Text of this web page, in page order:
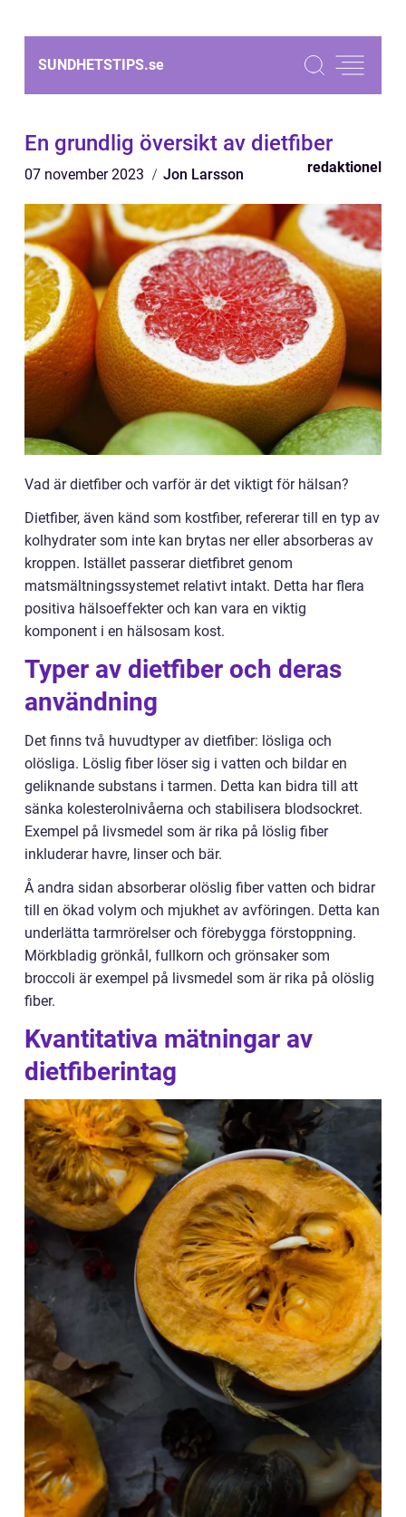
SUNDHETSTIPS.se
En grundlig översikt av dietfiber
07 november 2023 Jon Larsson redaktionel
Vad är dietfiber och varför är det viktigt för hälsan?
Dietfiber, även känd som kostfiber, refererar till en typ av
kolhydrater som inte kan brytas ner eller absorberas av
kroppen. Istället passerar dietfibret genom
matsmältningssystemet relativt intakt. Detta har flera
positiva hälsoeffekter och kan vara en viktig
komponent i en hälsosam kost.
Typer av dietfiber och deras
användning
Det finns två huvudtyper av dietfiber: lösliga och
olösliga. Löslig fiber löser sig i vatten och bildar en
geliknande substans i tarmen. Detta kan bidra till att
sänka kolesterolnivåerna och stabilisera blodsockret.
Exempel på livsmedel som är rika på löslig fiber
inkluderar havre, linser och bär.
Å andra sidan absorberar olöslig fiber vatten och bidrar
till en ökad volym och mjukhet av avföringen. Detta kan
underlätta tarmrörelser och förebygga förstoppning.
Mörkbladig grönkål, fullkorn och grönsaker som
broccoli är exempel på livsmedel som är rika på olöslig
fiber.
Kvantitativa mätningar av
dietfiberintag